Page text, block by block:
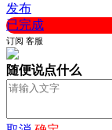
发布
已完成
订阅 客服
随便说点什么